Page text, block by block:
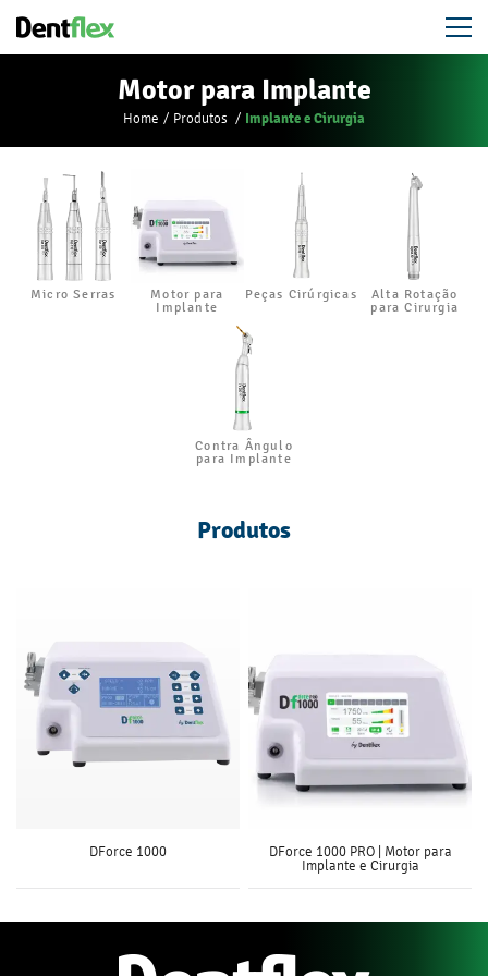
Motor para Implante
Home Produtos Implante e Cirurgia
Micro Serras
Motor para
Implante
Peças Cirúrgicas
Alta Rotação
para Cirurgia
Contra Ângulo
para Implante
Produtos
DForce 1000
DForce 1000 PRO | Motor para
Implante e Cirurgia